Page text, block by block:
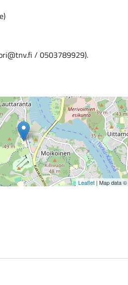
/ 0503789929).
Leaflet | Map data ©